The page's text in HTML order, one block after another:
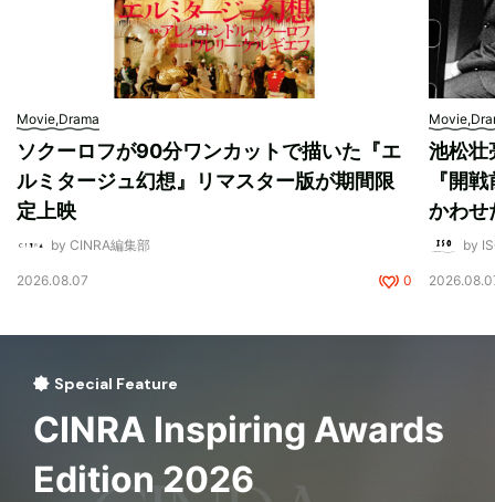
Movie,Drama
ソクーロフが90分ワンカットで描いた『エ
ルミタージュ幻想』リマスター版が期間限
定上映
by CINRA編集部
2026.08.07 0
池松壮
『開
かわせ
by
Special Feature
CINRA Inspiring Awards
Edition 2026